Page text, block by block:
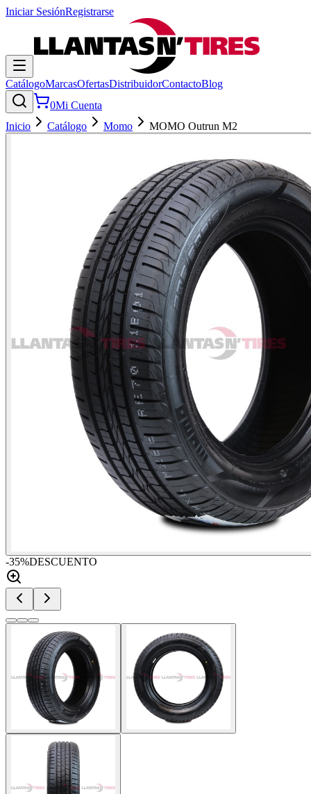
Iniciar SesiónRegistrarse
CatálogoMarcasOfertasDistribuidorContactoBlog
0Mi Cuenta
Inicio
Catálogo Momo MOMO Outrun M2
-35%DESCUENTO